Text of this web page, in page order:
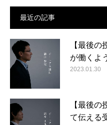
最近の記事
【最後
が働くよ
2023.01.30
【最後
て伝える